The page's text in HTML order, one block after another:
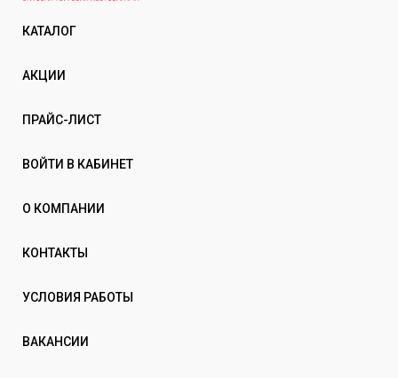
КАТАЛОГ
АКЦИИ
ПРАЙС-ЛИСТ
ВОЙТИ В КАБИНЕТ
О КОМПАНИИ
КОНТАКТЫ
УСЛОВИЯ РАБОТЫ
ВАКАНСИИ